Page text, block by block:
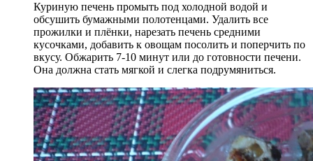
Куриную печень промыть под холодной водой и
обсушить бумажными полотенцами. Удалить все
прожилки и плёнки, нарезать печень средними
кусочками, добавить к овощам посолить и поперчить по
вкусу. Обжарить 7-10 минут или до готовности печени.
Она должна стать мягкой и слегка подрумяниться.